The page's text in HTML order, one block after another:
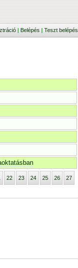
| Belépés | Teszt belépés
22 23 24 25 26 27